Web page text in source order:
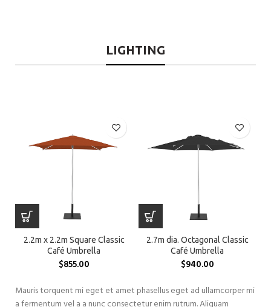
LIGHTING
2.2m x 2.2m Square Classic
Café Umbrella
$855.00
2.7m dia. Octagonal Classic
Café Umbrella
$940.00
Mauris torquent mi eget et amet phasellus eget ad ullamcorper mi